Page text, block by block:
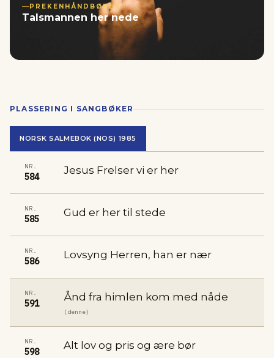
PREKENHÅNDBØKER
Talsmannen her nede
PLASSERING I SANGBØKER
NORSK SALMEBOK (NOS) 1985
NR.
584
Jesus Frelser vi er her
NR.
585
Gud er her til stede
NR.
586
Lovsyng Herren, han er nær
NR.
591
Ånd fra himlen kom med nåde
(denne)
NR.
598
Alt lov og pris og ære bør